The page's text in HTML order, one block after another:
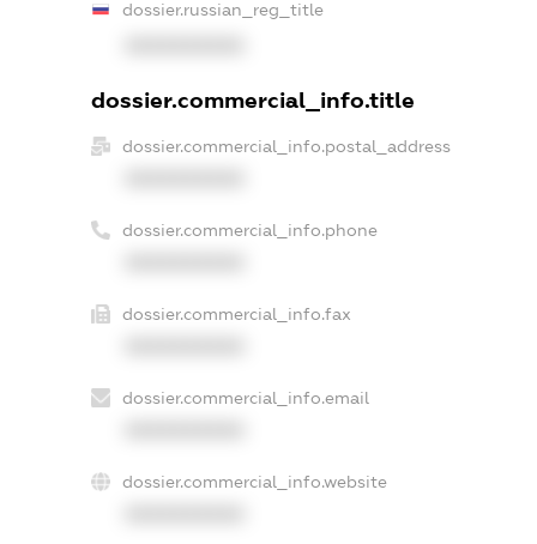
dossier.russian_reg_title
dossier.commercial_info.title
dossier.commercial_info.postal_address
dossier.commercial_info.phone
dossier.commercial_info.fax
dossier.commercial_info.email
dossier.commercial_info.website